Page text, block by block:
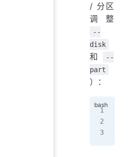
/ 分区
调整
--
disk
和
--
part
）：